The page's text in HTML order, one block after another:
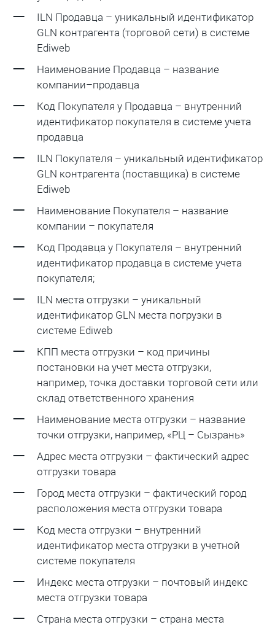
ILN Продавца – уникальный идентификатор
GLN контрагента (торговой сети) в системе
Ediweb
Наименование Продавца – название
компании–продавца
Код Покупателя у Продавца – внутренний
идентификатор покупателя в системе учета
продавца
ILN Покупателя – уникальный идентификатор
GLN контрагента (поставщика) в системе
Ediweb
Наименование Покупателя – название
компании – покупателя
Код Продавца у Покупателя – внутренний
идентификатор продавца в системе учета
покупателя;
ILN места отгрузки – уникальный
идентификатор GLN места погрузки в
системе Ediweb
КПП места отгрузки – код причины
постановки на учет места отгрузки,
например, точка доставки торговой сети или
склад ответственного хранения
Наименование места отгрузки – название
точки отгрузки, например, «РЦ – Сызрань»
Адрес места отгрузки – фактический адрес
отгрузки товара
Город места отгрузки – фактический город
расположения места отгрузки товара
Код места отгрузки – внутренний
идентификатор места отгрузки в учетной
системе покупателя
Индекс места отгрузки – почтовый индекс
места отгрузки товара
Страна места отгрузки – страна места